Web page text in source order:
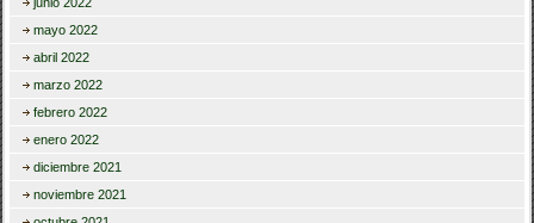
mayo 2022
abril 2022
marzo 2022
febrero 2022
enero 2022
diciembre 2021
noviembre 2021